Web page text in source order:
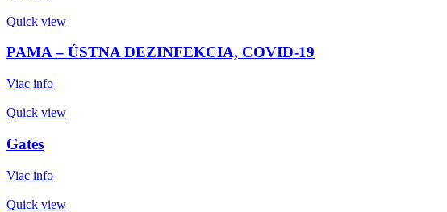
Quick view
PAMA – ÚSTNA DEZINFEKCIA, COVID-19
Viac info
Quick view
Gates
Viac info
Quick view